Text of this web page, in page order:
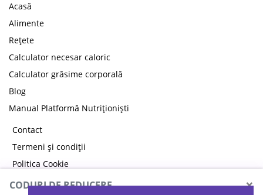
Acasă
Alimente
Rețete
Calculator necesar caloric
Calculator grăsime corporală
Blog
Manual Platformă Nutriționiști
Contact
Termeni și condiții
Politica Cookie
Politica de confidențialitate
CODURI DE REDUCERE ×